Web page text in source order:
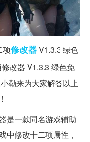
项修改器V1.3.3 绿色
改器 V1.3.3 绿色免
勒来为大家解答以上
一款同名游戏辅助
中修改十二项属性，